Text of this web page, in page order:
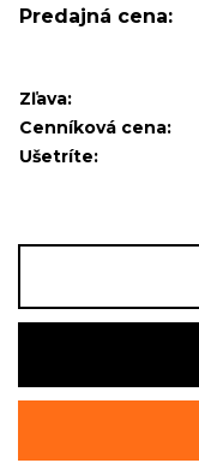
Predajná cena:
Zľava:
Cenníková cena:
Ušetríte: